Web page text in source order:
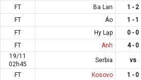
FT
Ba Lan 1 - 2
FT
Áo 1 - 1
FT
Hy Lạp 0 - 0
FT
Anh 4 - 0
19/11
02h45
Serbia vs
FT Kosovo 1 - 0